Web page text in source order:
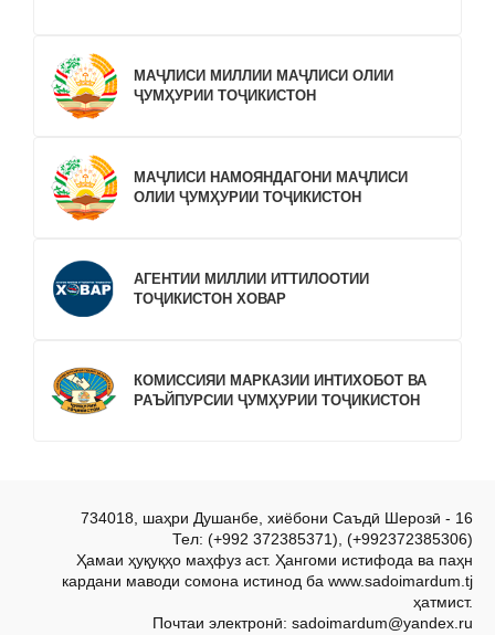
МАҶЛИСИ МИЛЛИИ МАҶЛИСИ ОЛИИ
ҶУМҲУРИИ ТОҶИКИСТОН
МАҶЛИСИ НАМОЯНДАГОНИ МАҶЛИСИ
ОЛИИ ҶУМҲУРИИ ТОҶИКИСТОН
АГЕНТИИ МИЛЛИИ ИТТИЛООТИИ
ТОҶИКИСТОН ХОВАР
КОМИССИЯИ МАРКАЗИИ ИНТИХОБОТ ВА
РАЪЙПУРСИИ ҶУМҲУРИИ ТОҶИКИСТОН
734018, шаҳри Душанбе, хиёбони Саъдӣ Шерозӣ - 16
Тел: (+992 372385371), (+992372385306)
Ҳамаи ҳуқуқҳо маҳфуз аст. Ҳангоми истифода ва паҳн
кардани маводи сомона истинод ба www.sadoimardum.tj
ҳатмист.
Почтаи электронӣ: sadoimardum@yandex.ru